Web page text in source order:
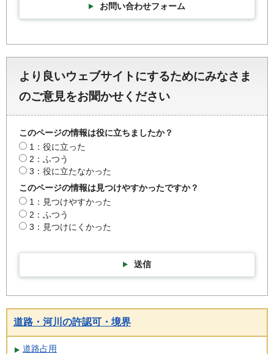
お問い合わせフォーム
より良いウェブサイトにするためにみなさま
のご意見をお聞かせください
このページの情報は役に立ちましたか？
1：役に立った
2：ふつう
3：役に立たなかった
このページの情報は見つけやすかったですか？
1：見つけやすかった
2：ふつう
3：見つけにくかった
送信
道路・河川の許認可・境界
道路占用